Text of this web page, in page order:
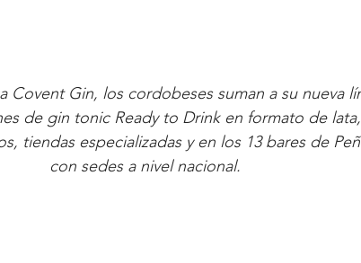
de gin tonic Ready to Drink en formato de
tiendas especializadas y en los 13 bares de
con sedes a nivel nacional.